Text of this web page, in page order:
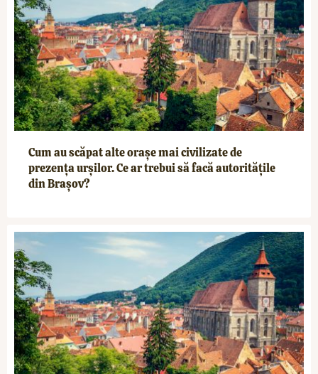
Cum au scăpat alte orașe mai civilizate de
prezența urșilor. Ce ar trebui să facă autoritățile
din Brașov?